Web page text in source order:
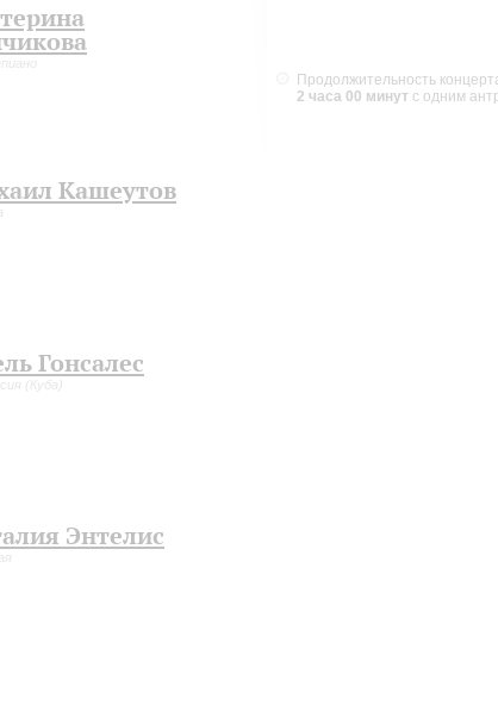
Кашеутов
Гонсалес
(Куба)
Энтелис
Продолжительность
2 часа 00 минут с одним